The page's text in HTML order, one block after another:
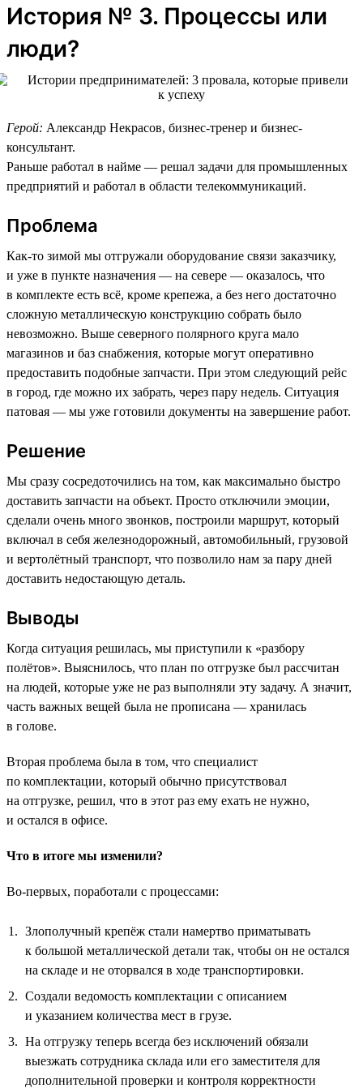
История № 3. Процессы или
люди?
Герой: Александр Некрасов, бизнес-тренер и бизнес-
консультант.
Раньше работал в найме — решал задачи для промышленных
предприятий и работал в области телекоммуникаций.
Проблема
Как-то зимой мы отгружали оборудование связи заказчику,
и уже в пункте назначения — на севере — оказалось, что
в комплекте есть всё, кроме крепежа, а без него достаточно
сложную металлическую конструкцию собрать было
невозможно. Выше северного полярного круга мало
магазинов и баз снабжения, которые могут оперативно
предоставить подобные запчасти. При этом следующий рейс
в город, где можно их забрать, через пару недель. Ситуация
патовая — мы уже готовили документы на завершение работ.
Решение
Мы сразу сосредоточились на том, как максимально быстро
доставить запчасти на объект. Просто отключили эмоции,
сделали очень много звонков, построили маршрут, который
включал в себя железнодорожный, автомобильный, грузовой
и вертолётный транспорт, что позволило нам за пару дней
доставить недостающую деталь.
Выводы
Когда ситуация решилась, мы приступили к «разбору
полётов». Выяснилось, что план по отгрузке был рассчитан
на людей, которые уже не раз выполняли эту задачу. А значит,
часть важных вещей была не прописана — хранилась
в голове.
Вторая проблема была в том, что специалист
по комплектации, который обычно присутствовал
на отгрузке, решил, что в этот раз ему ехать не нужно,
и остался в офисе.
Что в итоге мы изменили?
Во-первых, поработали с процессами:
Злополучный крепёж стали намертво приматывать
к большой металлической детали так, чтобы он не остался
на складе и не оторвался в ходе транспортировки.
Создали ведомость комплектации с описанием
и указанием количества мест в грузе.
На отгрузку теперь всегда без исключений обязали
выезжать сотрудника склада или его заместителя для
дополнительной проверки и контроля корректности